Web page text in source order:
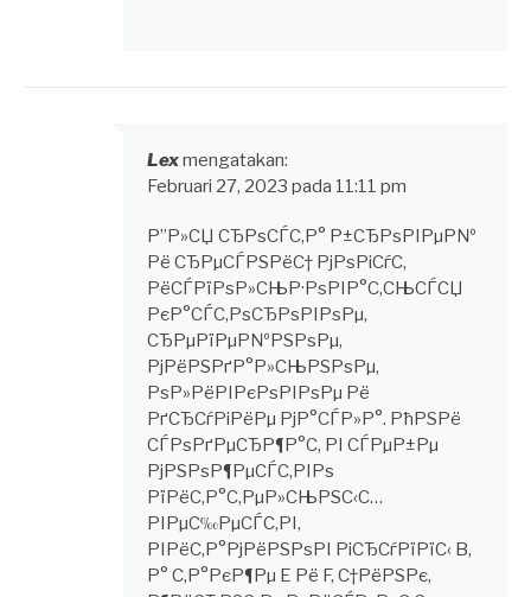
Lexmengatakan:
Februari 27, 2023 pada 11:11 pm
Р”Р»СЏ СЂРѕСЃС‚Р° Р±СЂРѕРІРµР№
Рё СЂРµСЃРЅРёС† РјРѕРіСѓС‚
РёСЃРїРѕР»СЊР·РѕРІР°С‚СЊСЃСЏ
РєР°СЃС‚РѕСЂРѕРІРѕРµ,
СЂРµРїРµР№РЅРѕРµ,
РјРёРЅРґР°Р»СЊРЅРѕРµ,
РѕР»РёРІРєРѕРІРѕРµ Рё
РґСЂСѓРіРёРµ РјР°СЃР»Р°. РћРЅРё
СЃРѕРґРµСЂР¶Р°С‚ РІ СЃРµР±Рµ
РјРЅРѕР¶РµСЃС‚РІРѕ
РїРёС‚Р°С‚РµР»СЊРЅС‹С…
РІРµС‰РµСЃС‚РІ,
РІРёС‚Р°РјРёРЅРѕРІ РіСЂСѓРїРїС‹ B,
Р° С‚Р°РєР¶Рµ E Рё F, С†РёРЅРє,